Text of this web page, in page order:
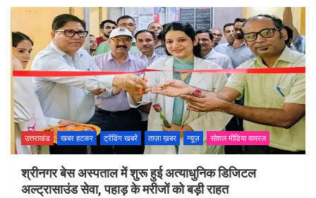
उत्तराखंड खबर हटकर ट्रेंडिंग खबरें ताज़ा ख़बर न्यूज़ सोशल मीडिया वायरल
श्रीनगर बेस अस्पताल में शुरू हुई अत्याधुनिक डिजिटल
अल्ट्रासाउंड सेवा, पहाड़ के मरीजों को बड़ी राहत